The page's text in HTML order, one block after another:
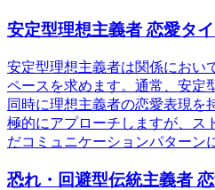
安定型理想主義者 恋愛タ
安定型理想主義者は関係におい
ペースを求めます。通常、安定
同時に理想主義者の恋愛表現を
極的にアプローチしますが、ス
だコミュニケーションパターン
恐れ・回避型伝統主義者